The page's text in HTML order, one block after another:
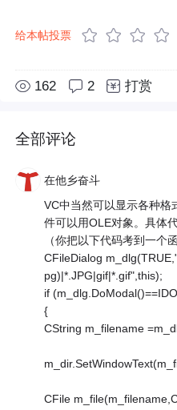
给本帖投票
162 2 打赏
全部评论
在他乡奋斗
VC中当然可以显示各种格
件可以用OLE对象。具体
（你把以下代码考到一个
CFileDialog
pg)|*.JPG|gif|*.gif",this);
if
{
CString m_filename
CFile